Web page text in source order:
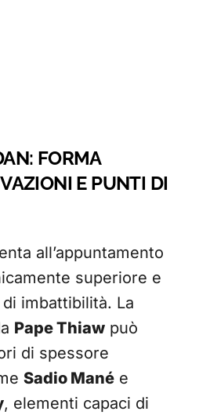
FORMA
E PUNTI DI
all’appuntamento
superiore e
imbattibilità. La
Pape Thiaw può
di spessore
Sadio Mané e
, elementi capaci di